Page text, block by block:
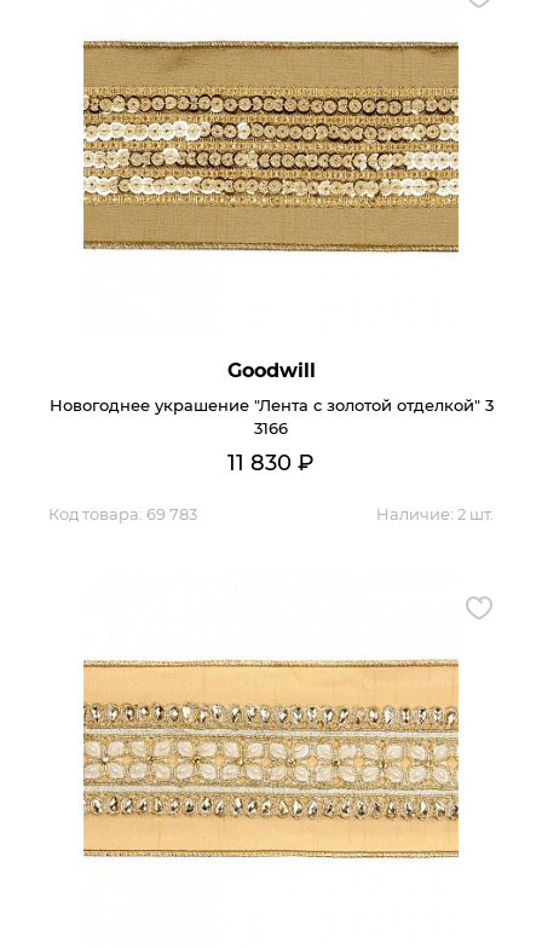
Goodwill
Новогоднее украшение "Лента с золотой отделкой" 3
3166
11 830 ₽
Код товара: 69 783 Наличие: 2 шт.